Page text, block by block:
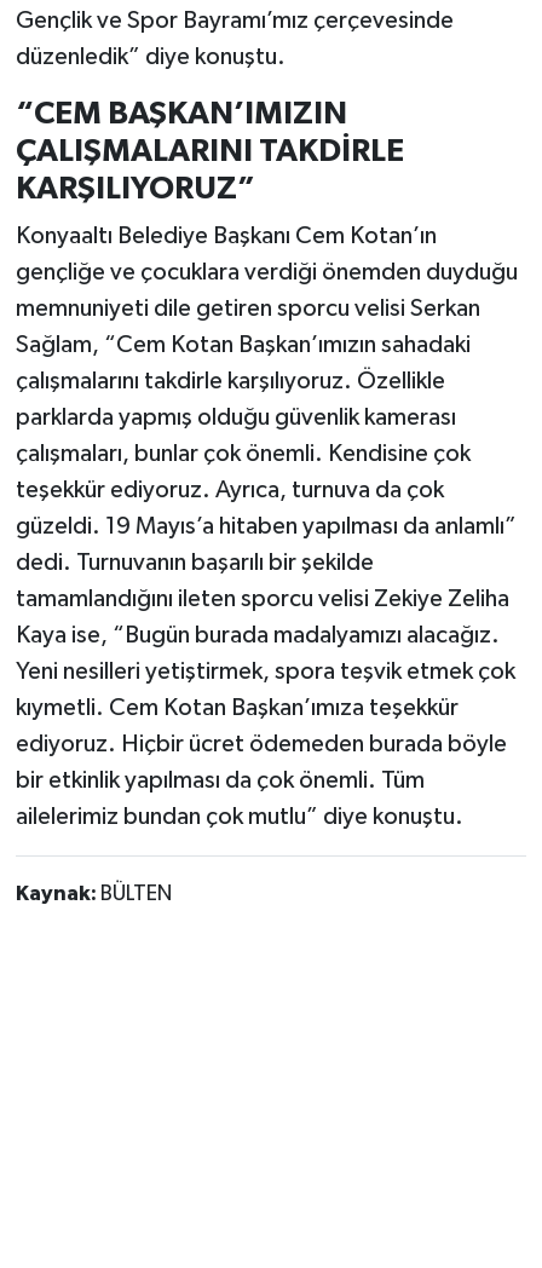
Gençlik ve Spor Bayramı’mız çerçevesinde
düzenledik” diye konuştu.
“CEM BAŞKAN’IMIZIN
ÇALIŞMALARINI TAKDİRLE
KARŞILIYORUZ”
Konyaaltı Belediye Başkanı Cem Kotan’ın
gençliğe ve çocuklara verdiği önemden duyduğu
memnuniyeti dile getiren sporcu velisi Serkan
Sağlam, “Cem Kotan Başkan’ımızın sahadaki
çalışmalarını takdirle karşılıyoruz. Özellikle
parklarda yapmış olduğu güvenlik kamerası
çalışmaları, bunlar çok önemli. Kendisine çok
teşekkür ediyoruz. Ayrıca, turnuva da çok
güzeldi. 19 Mayıs’a hitaben yapılması da anlamlı”
dedi. Turnuvanın başarılı bir şekilde
tamamlandığını ileten sporcu velisi Zekiye Zeliha
Kaya ise, “Bugün burada madalyamızı alacağız.
Yeni nesilleri yetiştirmek, spora teşvik etmek çok
kıymetli. Cem Kotan Başkan’ımıza teşekkür
ediyoruz. Hiçbir ücret ödemeden burada böyle
bir etkinlik yapılması da çok önemli. Tüm
ailelerimiz bundan çok mutlu” diye konuştu.
Kaynak: BÜLTEN